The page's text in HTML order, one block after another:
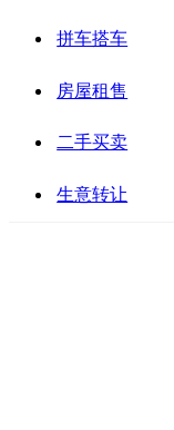
拼车搭车
房屋租售
二手买卖
生意转让